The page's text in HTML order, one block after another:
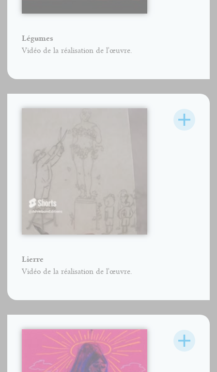
Légumes
Vidéo de la réalisation de l'œuvre.
Lierre
Vidéo de la réalisation de l'œuvre.